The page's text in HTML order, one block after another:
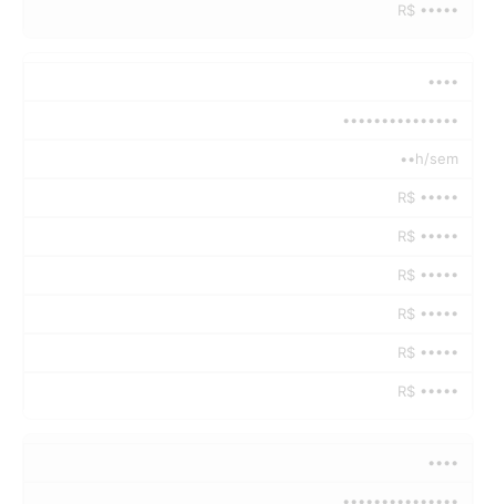
R$ •••••
••••
•••••••••••••••
••h/sem
R$ •••••
R$ •••••
R$ •••••
R$ •••••
R$ •••••
R$ •••••
••••
•••••••••••••••